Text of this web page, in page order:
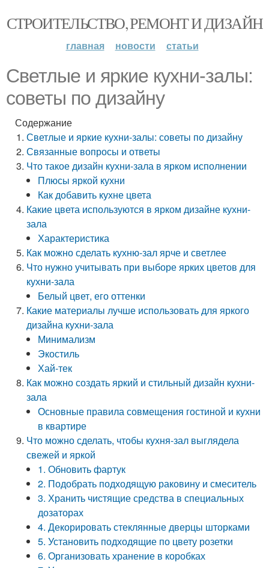
СТРОИТЕЛЬСТВО, РЕМОНТ И ДИЗАЙН
главная новости статьи
Светлые и яркие кухни-залы:
советы по дизайну
Содержание
Светлые и яркие кухни-залы: советы по дизайну
Связанные вопросы и ответы
Что такое дизайн кухни-зала в ярком исполнении
Плюсы яркой кухни
Как добавить кухне цвета
Какие цвета используются в ярком дизайне кухни-
зала
Характеристика
Как можно сделать кухню-зал ярче и светлее
Что нужно учитывать при выборе ярких цветов для
кухни-зала
Белый цвет, его оттенки
Какие материалы лучше использовать для яркого
дизайна кухни-зала
Минимализм
Экостиль
Хай-тек
Как можно создать яркий и стильный дизайн кухни-
зала
Основные правила совмещения гостиной и кухни
в квартире
Что можно сделать, чтобы кухня-зал выглядела
свежей и яркой
1. Обновить фартук
2. Подобрать подходящую раковину и смеситель
3. Хранить чистящие средства в специальных
дозаторах
4. Декорировать стеклянные дверцы шторками
5. Установить подходящие по цвету розетки
6. Организовать хранение в коробках